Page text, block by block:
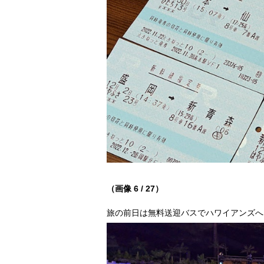
（画像 6 / 27）
旅の前日は無料送迎バスでハワイアンズ